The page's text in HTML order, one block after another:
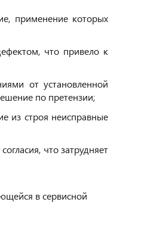
применение которых
что привело к
от установленной
по претензии;
из строя неисправные
что затрудняет
в сервисной